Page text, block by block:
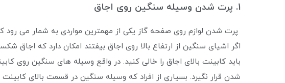
1. پرت شدن وسیله سنگین روی اجاق
پرت شدن لوازم روی صفحه گاز یکی از مهمترین مواردی به شمار می
اگر اشیای سنگین از ارتفاع بالا روی اجاق بیفتند امکان دارد که اجاق
باید کابینت بالای اجاق را خالی کنید. در واقع وسیله های سنگین روی
شدن قرار نگیرد. بسیاری از افراد که وسیله سنگین در قسمت بالای